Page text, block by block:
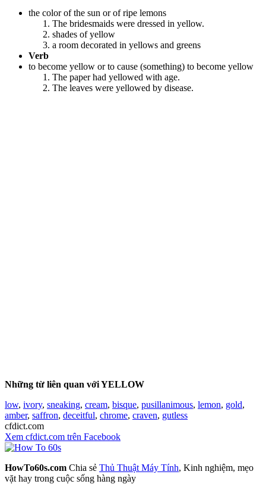
the color of the sun or of ripe lemons
The bridesmaids were dressed in yellow.
shades of yellow
a room decorated in yellows and greens
Verb
to become yellow or to cause (something) to become yellow
The paper had yellowed with age.
The leaves were yellowed by disease.
Những từ liên quan với YELLOW
low, ivory, sneaking, cream, bisque, pusillanimous, lemon, gold,
amber, saffron, deceitful, chrome, craven, gutless
cfdict.com
Xem cfdict.com trên Facebook
HowTo60s.com Chia sẻ Thủ Thuật Máy Tính, Kinh nghiệm, mẹo
vặt hay trong cuộc sống hàng ngày